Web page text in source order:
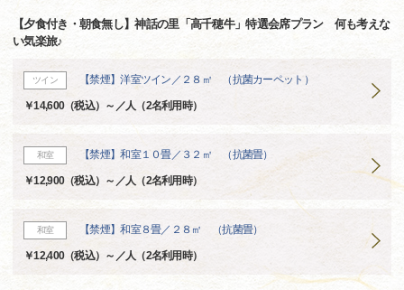
【夕食付き・朝食無し】神話の里「高千穂牛」特選会席プラン 何も考えな
い気楽旅♪
ツイン 【禁煙】洋室ツイン／２８㎡ （抗菌カーペット）
￥14,600（税込）～／人（2名利用時）
和室 【禁煙】和室１０畳／３２㎡ （抗菌畳）
￥12,900（税込）～／人（2名利用時）
和室 【禁煙】和室８畳／２８㎡ （抗菌畳）
￥12,400（税込）～／人（2名利用時）